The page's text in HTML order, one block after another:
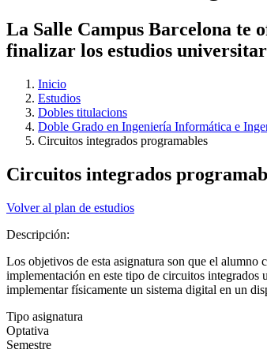
La Salle Campus Barcelona te
finalizar los estudios
Inicio
Estudios
Dobles titulacions
Doble Grado en Ingeniería Informática e
Circuitos integrados programables
Circuitos integrados
Volver al plan de estudios
Descripción:
Los objetivos de esta asignatura son que el alumno
implementación en este tipo de circuitos
implementar físicamente un sistema digital en un
Tipo asignatura
Optativa
Semestre